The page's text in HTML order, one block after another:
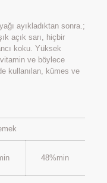
ayıkladıktan sonra.;
açık sarı, hiçbir
koku. Yüksek
ve böylece
kullanılan, kümes ve
48%min